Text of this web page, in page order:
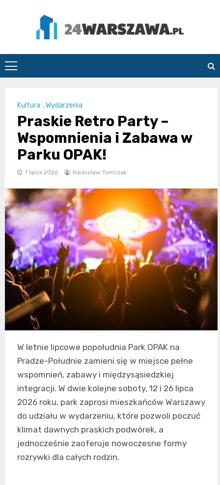
24Warszawa.pl
Kultura ,Wydarzenia
Praskie Retro Party –
Wspomnienia i Zabawa w
Parku OPAK!
7 lipca 2026 Radosław Tomczak
W letnie lipcowe popołudnia Park OPAK na
Pradze-Południe zamieni się w miejsce pełne
wspomnień, zabawy i międzysąsiedzkiej
integracji. W dwie kolejne soboty, 12 i 26 lipca
2026 roku, park zaprosi mieszkańców Warszawy
do udziału w wydarzeniu, które pozwoli poczuć
klimat dawnych praskich podwórek, a
jednocześnie zaoferuje nowoczesne formy
rozrywki dla całych rodzin.